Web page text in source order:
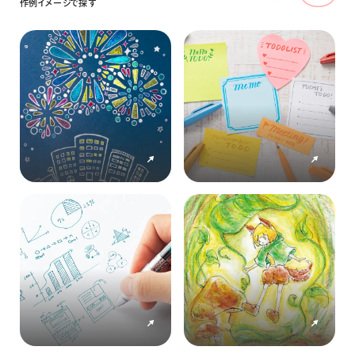
作例 イ メ ー ジで探す